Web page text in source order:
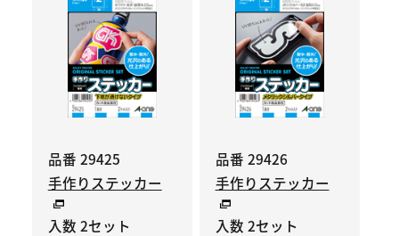
品番 29425
手作りステッカー
入数 2セット
品番 29426
手作りステッカー
入数 2セット